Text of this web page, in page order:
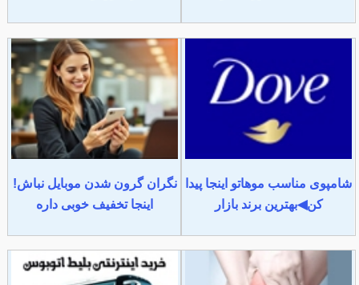
شامپوی مناسب موهاتو اینجا پیدا
کن◀بهترین برند بازار
نگران گرون شدن موبایل نباش!
اینجا تخفیف خوبی داره